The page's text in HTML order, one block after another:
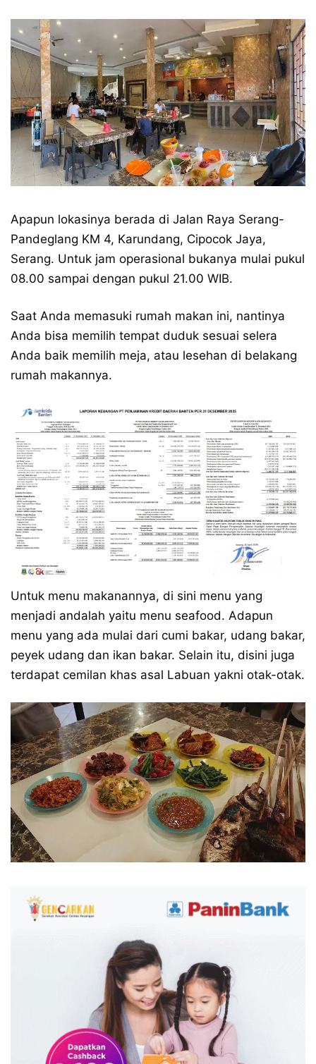
Apapun lokasinya berada di Jalan Raya Serang-
Pandeglang KM 4, Karundang, Cipocok Jaya,
Serang. Untuk jam operasional bukanya mulai pukul
08.00 sampai dengan pukul 21.00 WIB.
Saat Anda memasuki rumah makan ini, nantinya
Anda bisa memilih tempat duduk sesuai selera
Anda baik memilih meja, atau lesehan di belakang
rumah makannya.
Untuk menu makanannya, di sini menu yang
menjadi andalah yaitu menu seafood. Adapun
menu yang ada mulai dari cumi bakar, udang bakar,
peyek udang dan ikan bakar. Selain itu, disini juga
terdapat cemilan khas asal Labuan yakni otak-otak.